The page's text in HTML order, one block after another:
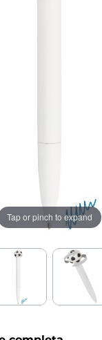
Tap or pinch to expand